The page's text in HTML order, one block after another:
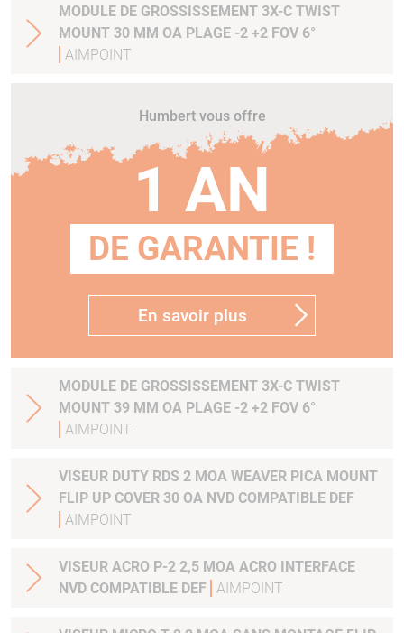
MODULE DE GROSSISSEMENT 3X-C TWIST
MOUNT 30 MM OA PLAGE -2 +2 FOV 6°
AIMPOINT
Humbert vous offre
1 AN
DE GARANTIE !
En savoir plus
MODULE DE GROSSISSEMENT 3X-C TWIST
MOUNT 39 MM OA PLAGE -2 +2 FOV 6°
AIMPOINT
VISEUR DUTY RDS 2 MOA WEAVER PICA MOUNT
FLIP UP COVER 30 OA NVD COMPATIBLE DEF
AIMPOINT
VISEUR ACRO P-2 2,5 MOA ACRO INTERFACE
NVD COMPATIBLE DEF AIMPOINT